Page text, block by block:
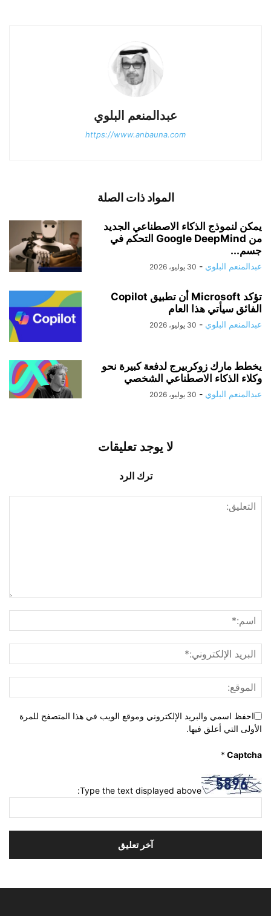
عبدالمنعم البلوي
https://www.anbauna.com
المواد ذات الصلة
يمكن لنموذج الذكاء الاصطناعي الجديد
من Google DeepMind التحكم في
جسم...
عبدالمنعم البلوي - 30 يوليو، 2026
تؤكد Microsoft أن تطبيق Copilot
الفائق سيأتي هذا العام
عبدالمنعم البلوي - 30 يوليو، 2026
يخطط مارك زوكربيرج لدفعة كبيرة نحو
وكلاء الذكاء الاصطناعي الشخصي
عبدالمنعم البلوي - 30 يوليو، 2026
لا يوجد تعليقات
ترك الرد
احفظ اسمي والبريد الإلكتروني وموقع الويب في هذا المتصفح للمرة
الأولى التي أعلق فيها.
Captcha
*
Type the text displayed above: